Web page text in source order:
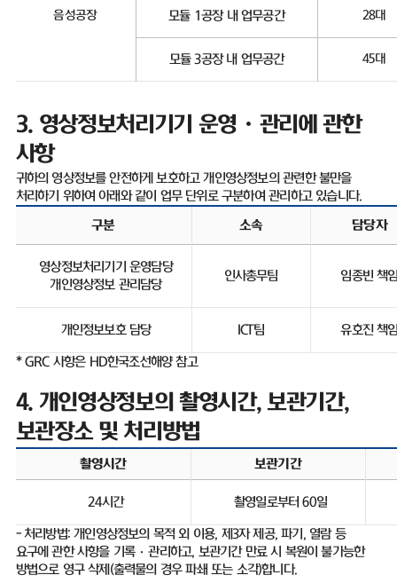
음성공장 모듈 1공장 내 업무공간 28대
모듈3공장 내 업무공간 45대
3. 영상정보처리기기 운영ㆍ관리에 관한
사항
귀하의 영상정보를 안전하게 보호하고 개인영상정보의 관련한 불만을
처리하기 위하여 아래와 같이 업무 단위로 구분하여 관리하고 있습니다.
구분 소속 담당자
영상정보처리기기 운영담당
개인영상정보 관리담당
인사총무팀 임종빈 책
개인정보보호 담당 ICT팀 유호진 책
* GRC 사항은HD한국조선해양 참고
4. 개인영상정보의 촬영시간, 보관기간,
보관장소 및 처리방법
촬영시간 보관기간
24시간 촬영일로부터60일
-처리방법:개인영상정보의 목적 외 이용, 제 3자 제공,파기 , 열람 등
요구에 관한 사항을 기록·관리하고, 보관기간 만료 시 복원이 불가능한
방법으로 영구 삭제 (출력물의 경우 파쇄 또는 소각)합니다.